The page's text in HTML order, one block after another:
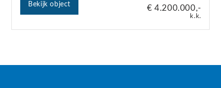
€ 4.200.000,-
k.k.
Bekijk object